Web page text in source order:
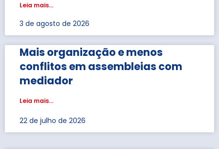
Leia mais...
3 de agosto de 2026
Mais organização e menos
conflitos em assembleias com
mediador
Leia mais...
22 de julho de 2026